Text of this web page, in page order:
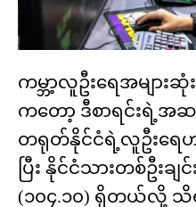
ကမ္ဘာ့လူဦးရေအများ
ကတော့ ဒီစာရင်းရဲ့အဆ
တရုတ်နိုင်ငံရဲ့လူဦးရေ
ပြီး နိုင်ငံသားတစ်ဦးချ
(၁၀၄.၁၀) ရှိတယ်လို့ သိ